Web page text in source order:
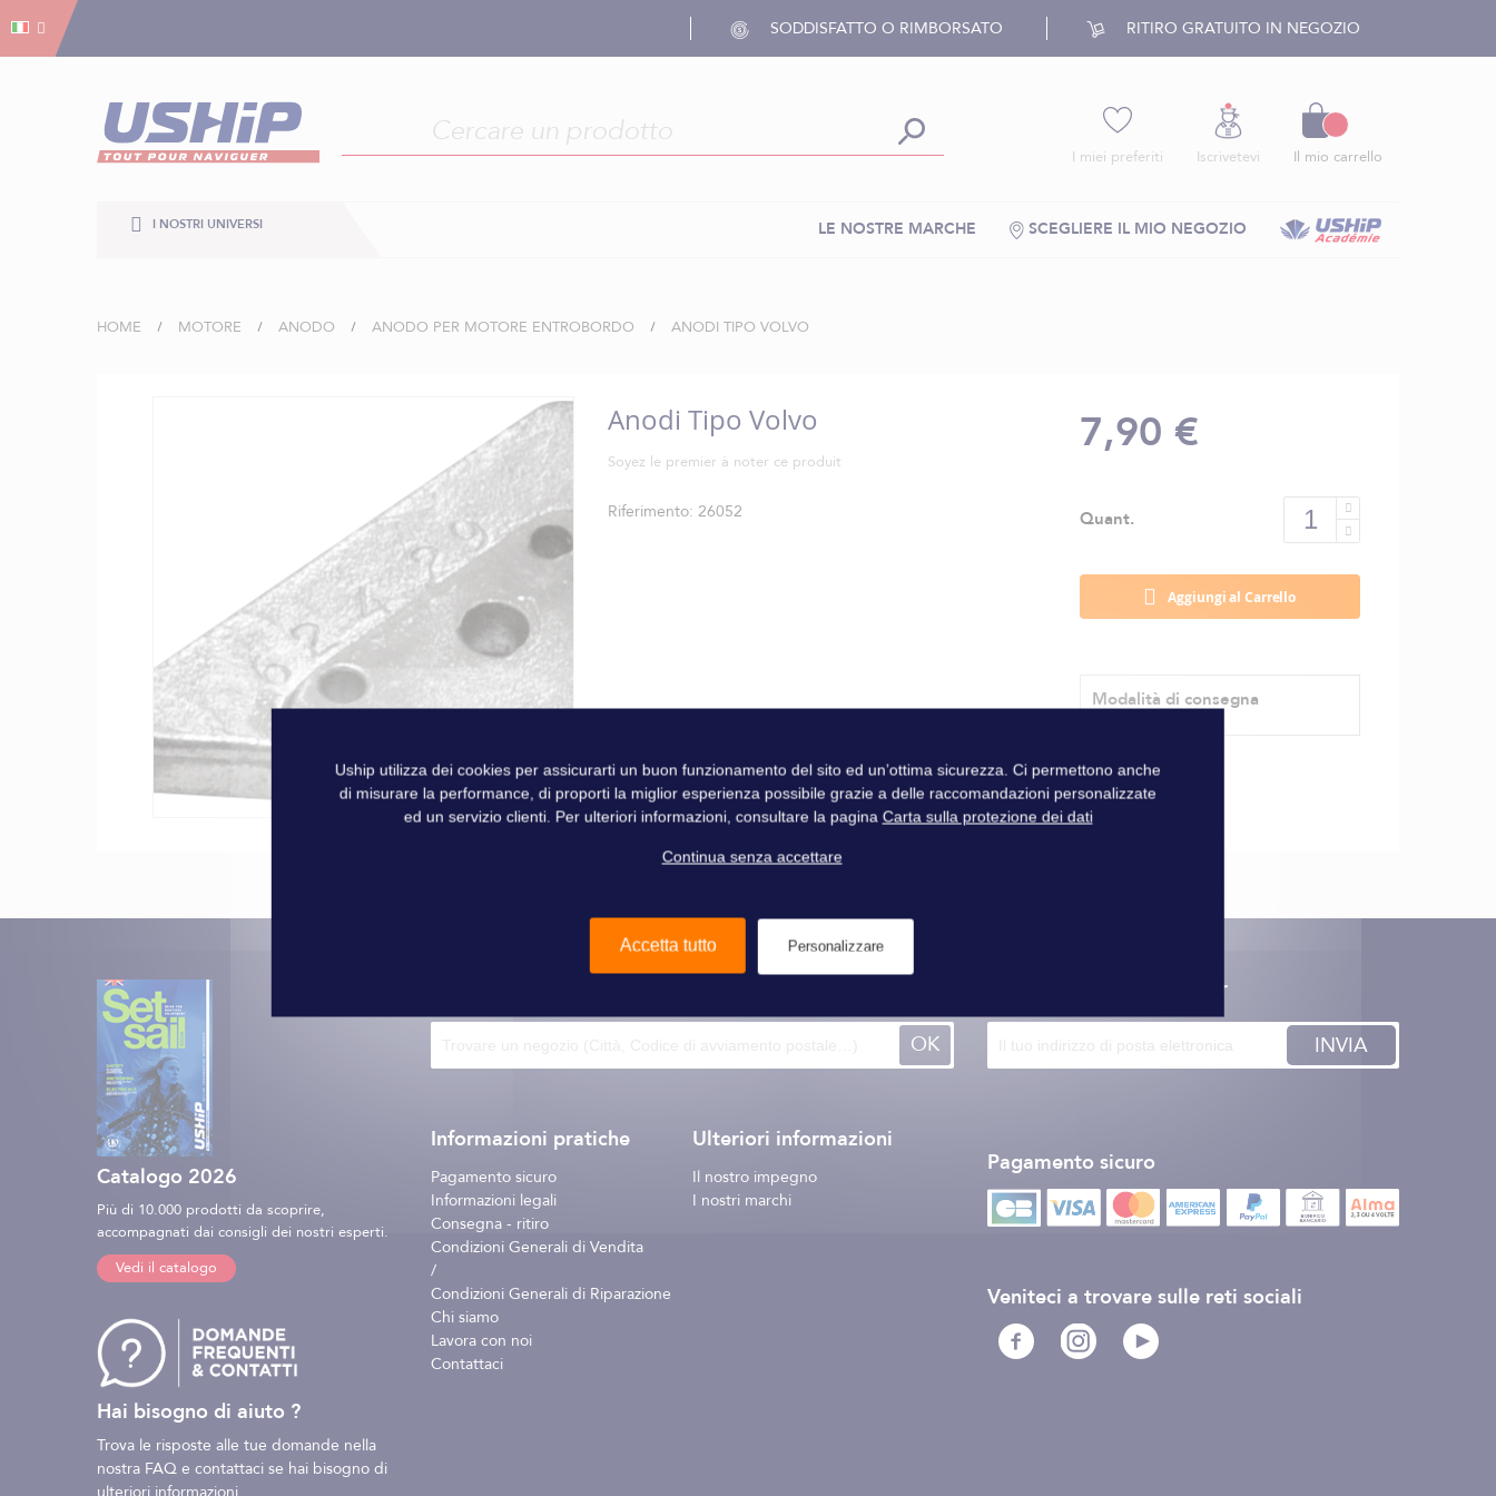
SODDISFATTO O RIMBORSATO RITIRO GRATUITO IN NEGOZIO
I miei preferiti Iscrivetevi Il mio carrello
I NOSTRI UNIVERSI SCEGLIERE IL MIO NEGOZIO
LE NOSTRE MARCHE
HOME MOTORE ANODO ANODO PER MOTORE ENTROBORDO ANODI TIPO VOLVO
Anodi Tipo Volvo
Soyez le premier à noter ce produit
Riferimento 26052
7,90 €
Quant.
Aggiungi al Carrello
Modalità di consegna
Catalogo 2026
Più di 10.000 prodotti da scoprire,
accompagnati dai consigli dei nostri esperti.
Vedi il catalogo
Hai bisogno di aiuto ?
Trova le risposte alle tue domande nella
nostra FAQ e contattaci se hai bisogno di
ulteriori informazioni.
OK
Informazioni pratiche
Pagamento sicuro
Informazioni legali
Consegna - ritiro
Condizioni Generali di Vendita
/
Condizioni Generali di Riparazione
Chi siamo
Lavora con noi
Contattaci
Ulteriori informazioni
Il nostro impegno
I nostri marchi
Inscription à la newsletter
INVIA
Pagamento sicuro
Veniteci a trovare sulle reti sociali
Gestion dei cookies
Uship utilizza dei cookies per assicurarti un buon funzionamento del sito ed un’ottima sicurezza. Ci permettono anche
di misurare la performance, di proporti la miglior esperienza possibile grazie a delle raccomandazioni personalizzate
ed un servizio clienti. Per ulteriori informazioni, consultare la pagina Carta sulla protezione dei dati
Continua senza accettare
Accetta tutto Personalizzare
Gestion dei cookies